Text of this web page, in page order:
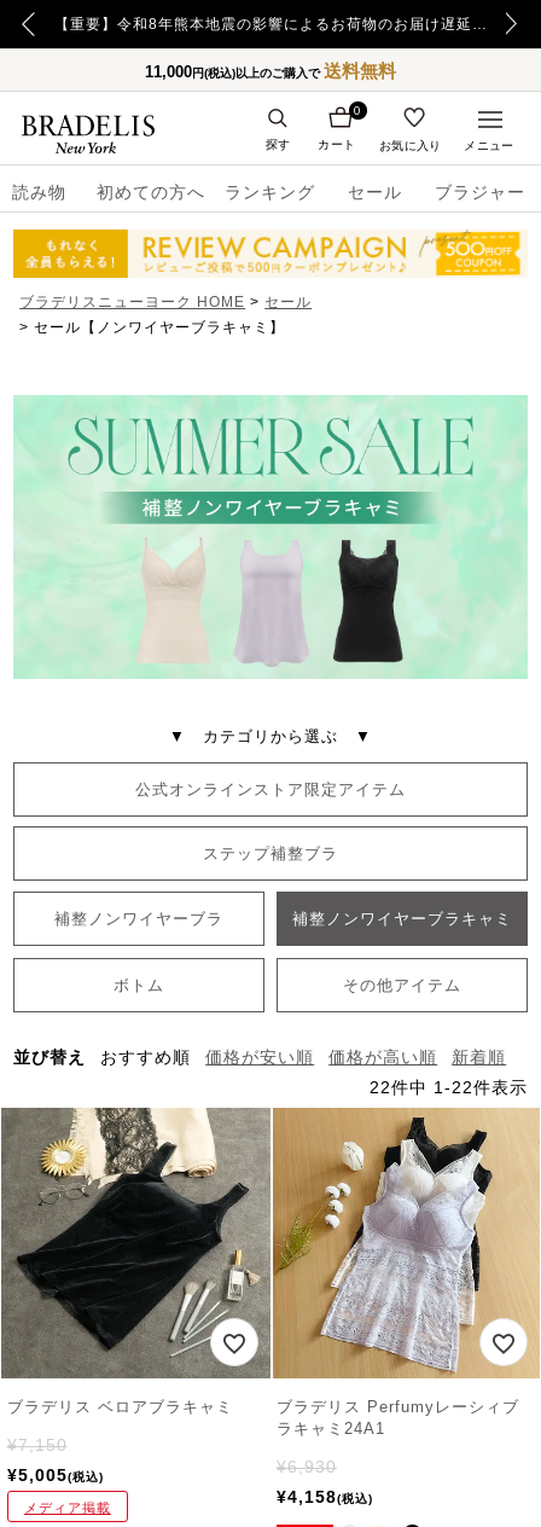
【重要】日本郵便の障害による配送への影響についてのお詫び
11,000円(税込)以上のご購入で送料無料
読み物 初めての方へ ランキング セール ブラジャー
カート
0
お気に入り
探す メニュー
ブラデリスニューヨーク HOME
セール
セール【ノンワイヤーブラキャミ】
▼ カテゴリから選ぶ ▼
公式オンラインストア限定アイテム
ステップ補整ブラ
補整ノンワイヤーブラ 補整ノンワイヤーブラキャミ
ボトム その他アイテム
並び替え おすすめ順 価格が安い順 価格が高い順
新着順
22件中 1 -22件表示
ブラデリス ベロアブラキャミ
¥7,150
¥5,005 税込
メディア掲載
ブラデリス Perfumyレーシィブ
ラキャミ24A1
¥6,930
¥4,158 税込